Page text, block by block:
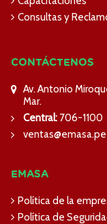
Consultas y
CONTÁCTENOS
Av. Antonio
Mar.
Central: 706-1100
ventas@emasa.pe
EMASA
Política de la
Política de